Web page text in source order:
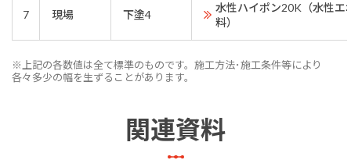
7 現場 下塗4
水性ハイポン20K（水性エ
料）
※上記の各数値は全て標準のものです。施工方法･施工条件等により
各々多少の幅を生ずることがあります。
関連資料